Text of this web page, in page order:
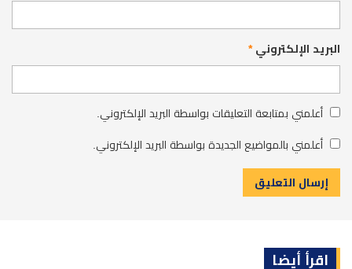
البريد الإلكتروني*
أعلمني بمتابعة التعليقات بواسطة البريد الإلكتروني.
أعلمني بالمواضيع الجديدة بواسطة البريد الإلكتروني.
اقرأ أيضا